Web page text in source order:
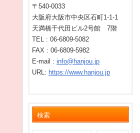
〒540-0033
大阪府大阪市中央区石町1-1-1
天満橋千代田ビル2号館 7階
TEL : 06-6809-5082
FAX : 06-6809-5982
E-mail : info@hanjou.jp
URL: https://www.hanjou.jp
検索